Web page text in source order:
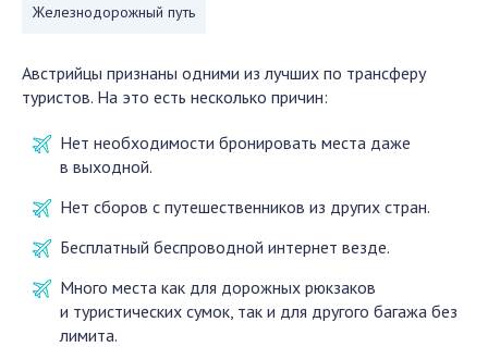
Железнодорожный путь
Австрийцы признаны одними из лучших по трансферу
туристов. На это есть несколько причин:
Нет необходимости бронировать места даже
в выходной.
Нет сборов с путешественников из других стран.
Бесплатный беспроводной интернет везде.
Много места как для дорожных рюкзаков
и туристических сумок, так и для другого багажа без
лимита.